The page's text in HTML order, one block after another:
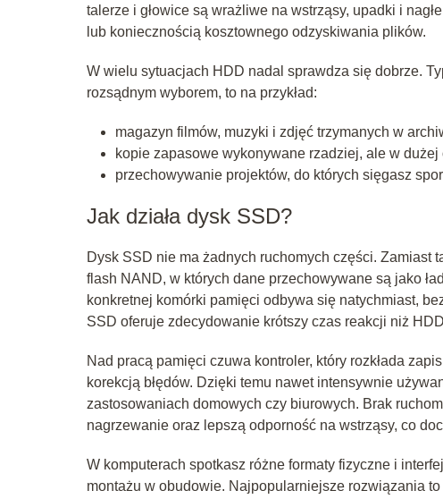
talerze i głowice są wrażliwe na wstrząsy, upadki i
lub koniecznością kosztownego odzyskiwania plików.
W wielu sytuacjach HDD nadal sprawdza się dobrze.
rozsądnym wyborem, to na przykład:
magazyn filmów, muzyki i zdjęć trzymanych w
kopie zapasowe wykonywane rzadziej, ale w dużej
przechowywanie projektów, do których sięgasz
Jak działa dysk SSD?
Dysk SSD nie ma żadnych ruchomych części. Zamiast
flash NAND, w których dane przechowywane są jako
konkretnej komórki pamięci odbywa się natychmiast,
SSD oferuje zdecydowanie krótszy czas reakcji niż
Nad pracą pamięci czuwa kontroler, który rozkłada
korekcją błędów. Dzięki temu nawet intensywnie
zastosowaniach domowych czy biurowych. Brak
nagrzewanie oraz lepszą odporność na wstrząsy, co
W komputerach spotkasz różne formaty fizyczne i
montażu w obudowie. Najpopularniejsze rozwiązania